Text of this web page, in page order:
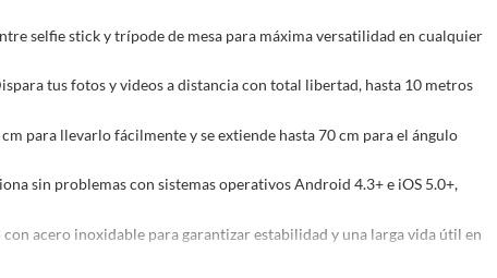
de una descarga electrónica, por ejemplo, cupones de experiencia o
usados, reparados, abiertos, de segunda selección,
comprados en esa condición a un precio reducido.
alimenticios, vitaminas, entre otros análogos.
selfie stick y trípode de mesa para máxima versatilidad en cualquier
tus fotos y videos a distancia con total libertad, hasta 10 metros
para llevarlo fácilmente y se extiende hasta 70 cm para el ángulo
sin problemas con sistemas operativos Android 4.3+ e iOS 5.0+,
acero inoxidable para garantizar estabilidad y una larga vida útil en